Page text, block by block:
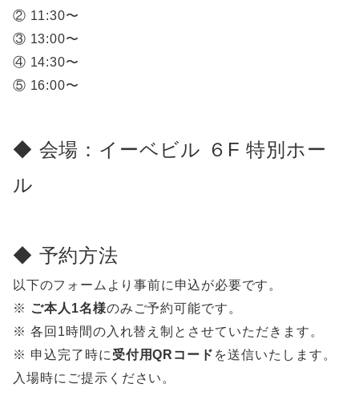
② 11:30〜
③ 13:00〜
④ 14:30〜
⑤ 16:00〜
◆ 会場：イーベビル ６F 特別ホー
ル
◆ 予約方法
以下のフォームより事前に申込が必要です。
※ ご本人1名様のみご予約可能です。
※ 各回1時間の入れ替え制とさせていただきます。
※ 申込完了時に 受付用QRコード を送信いたします。
入場時にご提示ください。